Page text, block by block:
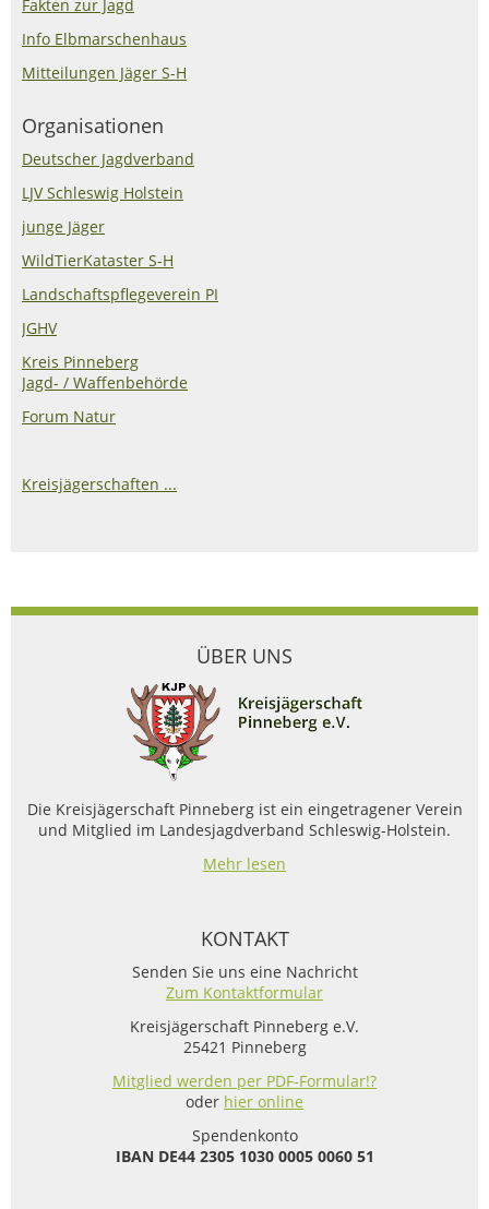
Fakten zur Jagd
Info Elbmarschenhaus
Mitteilungen Jäger S-H
Organisationen
Deutscher Jagdverband
LJV Schleswig Holstein
junge Jäger
WildTierKataster S-H
Landschaftspflegeverein PI
JGHV
Kreis Pinneberg
Jagd- / Waffenbehörde
Forum Natur
Kreisjägerschaften ...
ÜBER UNS
Die Kreisjägerschaft Pinneberg ist ein eingetragener Verein
und Mitglied im Landesjagdverband Schleswig-Holstein.
Mehr lesen
KONTAKT
Senden Sie uns eine Nachricht
Zum Kontaktformular
Kreisjägerschaft Pinneberg e.V.
25421 Pinneberg
Mitglied werden per PDF-Formular!?
oder hier online
Spendenkonto
IBAN DE44 2305 1030 0005 0060 51